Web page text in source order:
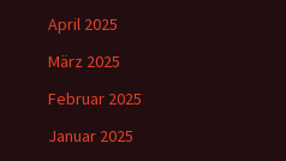
April 2025
März 2025
Februar 2025
Januar 2025